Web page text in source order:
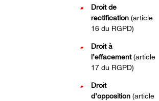
Droit de
rectification (article
16 du RGPD)
Droit à
l’effacement(article
17 du RGPD)
Droit
d’opposition (article